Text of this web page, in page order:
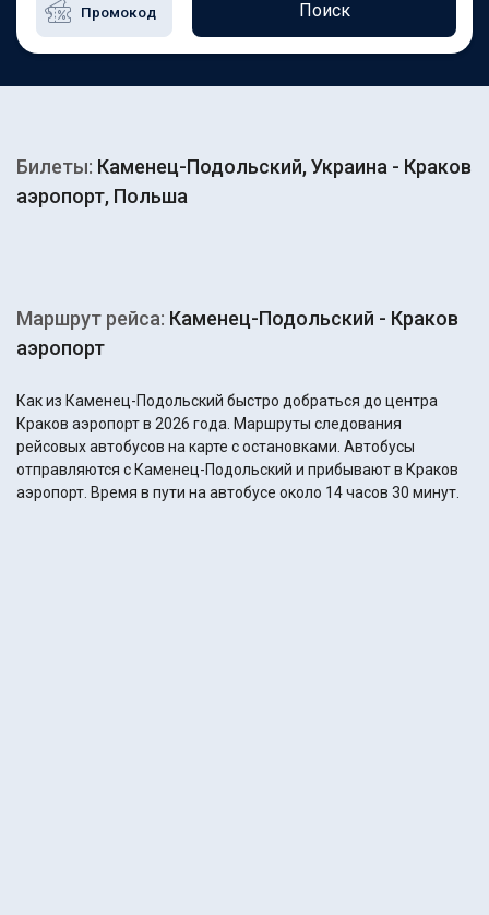
Поиск
Билеты: Каменец-Подольский, Украина - Краков
аэропорт, Польша
Маршрут рейса: Каменец-Подольский - Краков
аэропорт
Как из Каменец-Подольский быстро добраться до центра
Краков аэропорт в 2026 года. Маршруты следования
рейсовых автобусов на карте с остановками. Автобусы
отправляются с Каменец-Подольский и прибывают в Краков
аэропорт. Время в пути на автобусе около 14 часов 30 минут.